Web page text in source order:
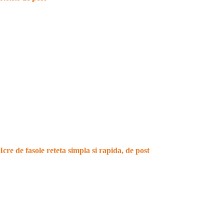
Icre de fasole reteta simpla si rapida, de post